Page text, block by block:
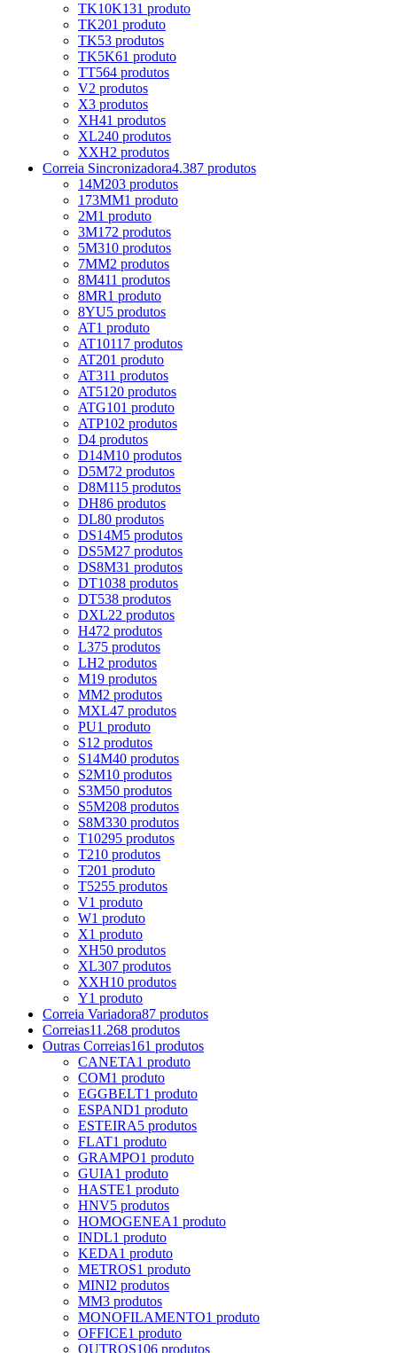
TK10K131 produto
TK201 produto
TK53 produtos
TK5K61 produto
TT564 produtos
V2 produtos
X3 produtos
XH41 produtos
XL240 produtos
XXH2 produtos
Correia Sincronizadora4.387 produtos
14M203 produtos
173MM1 produto
2M1 produto
3M172 produtos
5M310 produtos
7MM2 produtos
8M411 produtos
8MR1 produto
8YU5 produtos
AT1 produto
AT10117 produtos
AT201 produto
AT311 produtos
AT5120 produtos
ATG101 produto
ATP102 produtos
D4 produtos
D14M10 produtos
D5M72 produtos
D8M115 produtos
DH86 produtos
DL80 produtos
DS14M5 produtos
DS5M27 produtos
DS8M31 produtos
DT1038 produtos
DT538 produtos
DXL22 produtos
H472 produtos
L375 produtos
LH2 produtos
M19 produtos
MM2 produtos
MXL47 produtos
PU1 produto
S12 produtos
S14M40 produtos
S2M10 produtos
S3M50 produtos
S5M208 produtos
S8M330 produtos
T10295 produtos
T210 produtos
T201 produto
T5255 produtos
V1 produto
W1 produto
X1 produto
XH50 produtos
XL307 produtos
XXH10 produtos
Y1 produto
Correia Variadora87 produtos
Correias11.268 produtos
Outras Correias161 produtos
CANETA1 produto
COM1 produto
EGGBELT1 produto
ESPAND1 produto
ESTEIRA5 produtos
FLAT1 produto
GRAMPO1 produto
GUIA1 produto
HASTE1 produto
HNV5 produtos
HOMOGENEA1 produto
INDL1 produto
KEDA1 produto
METROS1 produto
MINI2 produtos
MM3 produtos
MONOFILAMENTO1 produto
OFFICE1 produto
OUTROS106 produtos